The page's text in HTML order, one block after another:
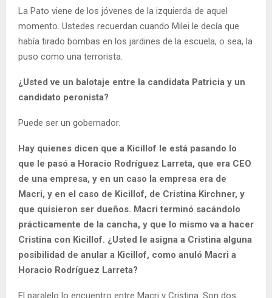
La Pato viene de los jóvenes de la izquierda de aquel
momento. Ustedes recuerdan cuando Milei le decía que
había tirado bombas en los jardines de la escuela, o sea, la
puso como una terrorista.
¿Usted ve un balotaje entre la candidata Patricia y un
candidato peronista?
Puede ser un gobernador.
Hay quienes dicen que a Kicillof le está pasando lo
que le pasó a Horacio Rodríguez Larreta, que era CEO
de una empresa, y en un caso la empresa era de
Macri, y en el caso de Kicillof, de Cristina Kirchner, y
que quisieron ser dueños. Macri terminó sacándolo
prácticamente de la cancha, y que lo mismo va a hacer
Cristina con Kicillof. ¿Usted le asigna a Cristina alguna
posibilidad de anular a Kicillof, como anuló Macri a
Horacio Rodríguez Larreta?
El paralelo lo encuentro entre Macri y Cristina. Son dos